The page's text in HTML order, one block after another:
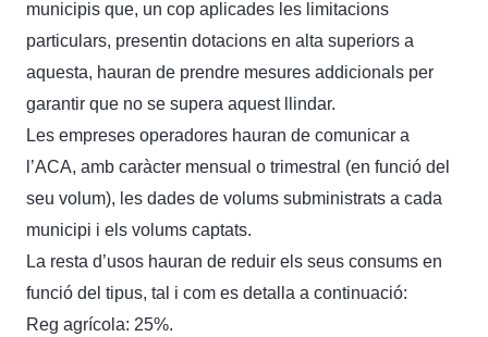
municipis que, un cop aplicades les limitacions
particulars, presentin dotacions en alta superiors a
aquesta, hauran de prendre mesures addicionals per
garantir que no se supera aquest llindar.
Les empreses operadores hauran de comunicar a
l’ACA, amb caràcter mensual o trimestral (en funció del
seu volum), les dades de volums subministrats a cada
municipi i els volums captats.
La resta d’usos hauran de reduir els seus consums en
funció del tipus, tal i com es detalla a continuació:
Reg agrícola: 25%.